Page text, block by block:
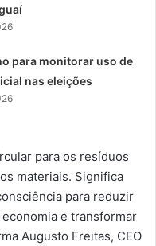
para monitorar uso de
nas eleições
para os resíduos
materiais. Significa
para reduzir
e transformar
Augusto Freitas, CEO